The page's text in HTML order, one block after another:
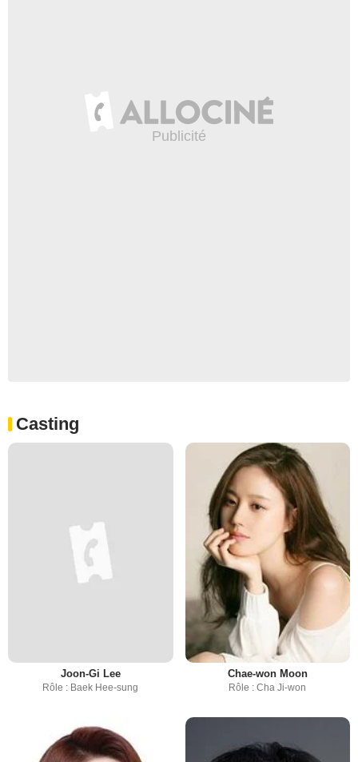
Casting
Joon-Gi Lee
Rôle : Baek Hee-sung
Chae-won Moon
Rôle : Cha Ji-won